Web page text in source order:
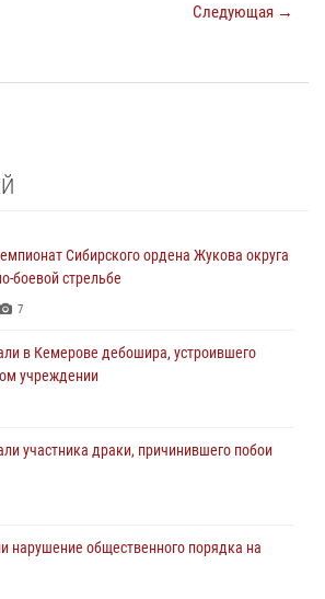
Следующая →
Сибирского ордена Жукова округа
боевой стрельбе
7
в Кемерове дебошира, устроившего
учреждении
участника драки, причинившего побои
нарушение общественного порядка на